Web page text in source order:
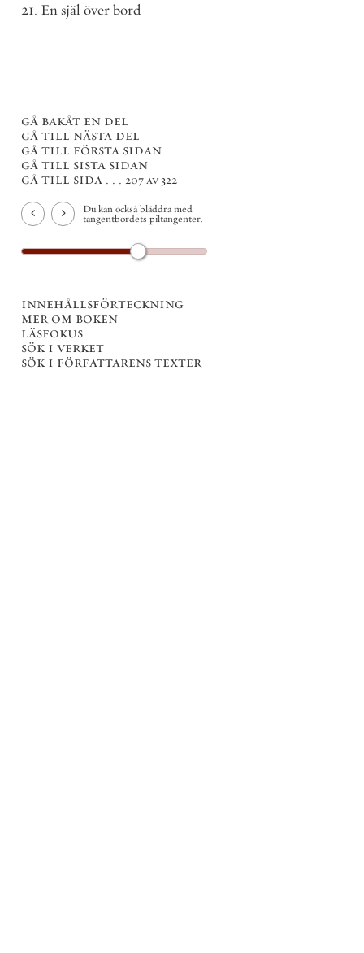
21. En själ över bord
gå bakåt en del
gå till nästa del
gå till första sidan
gå till sista sidan
gå till sida . . . 207 av 322
Du kan också bläddra med
tangentbordets piltangenter.
innehållsförteckning
mer om boken
läsfokus
sök i verket
sök i författarens texter